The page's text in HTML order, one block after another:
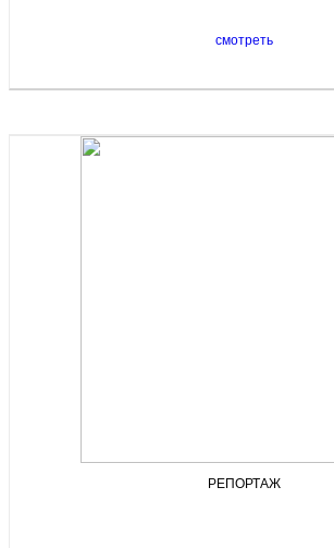
смотреть
РЕПОРТАЖ